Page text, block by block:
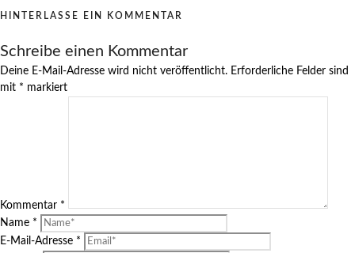
HINTERLASSE EIN KOMMENTAR
Schreibe einen Kommentar
Deine E-Mail-Adresse wird nicht veröffentlicht. Erforderliche Felder sind
mit * markiert
Kommentar *
Name *
E-Mail-Adresse *